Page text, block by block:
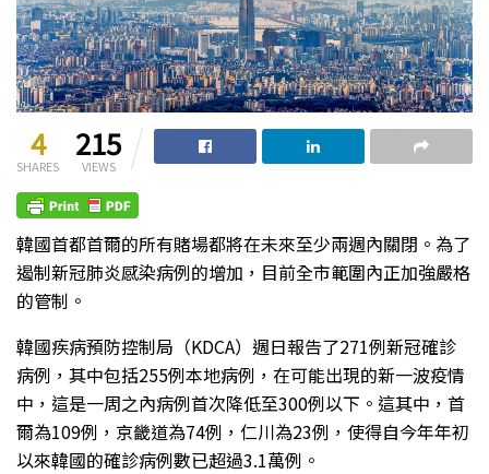
4
SHARES
215
VIEWS
韓國首都首爾的所有賭場都將在未來至少兩週內關閉。為了
遏制新冠肺炎感染病例的增加，目前全市範圍內正加強嚴格
的管制。
韓國疾病預防控制局（KDCA）週日報告了271例新冠確診
病例，其中包括255例本地病例，在可能出現的新一波疫情
中，這是一周之內病例首次降低至300例以下。這其中，首
爾為109例，京畿道為74例，仁川為23例，使得自今年年初
以來韓國的確診病例數已超過3.1萬例。